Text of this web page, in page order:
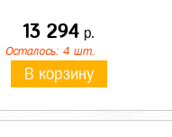
13 294 р.
Осталось: 4 шт.
В корзину